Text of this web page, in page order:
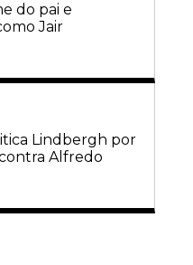
do pai e
Jair
Lindbergh por
Alfredo